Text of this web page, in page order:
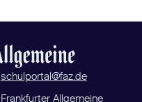
schulportal@faz.de
Frankfurter Allgemeine